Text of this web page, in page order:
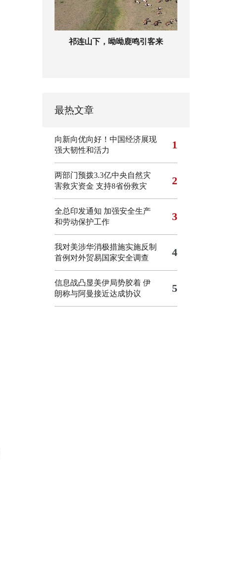
祁连山下，呦呦鹿鸣引客来
最热文章
向新向优向好！中国经济展现
强大韧性和活力
1
两部门预拨3.3亿中央自然灾
害救灾资金 支持8省份救灾
2
全总印发通知 加强安全生产
和劳动保护工作
3
我对美涉华消极措施实施反制
首例对外贸易国家安全调查
4
信息战凸显美伊局势胶着 伊
朗称与阿曼接近达成协议
5